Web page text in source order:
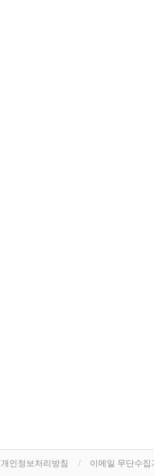
개인정보처리방침 이메일 무단수집